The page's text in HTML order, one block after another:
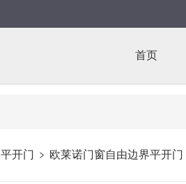
首页
平开门 欧莱诺门窗自由边界平开门